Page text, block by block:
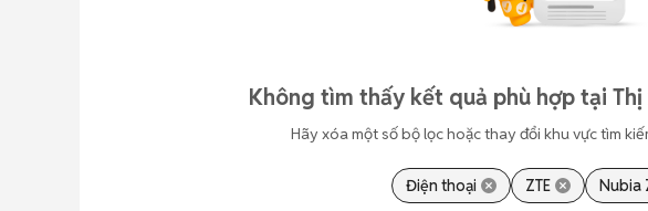
Không tìm thấy kết quả phù hợp tại
Hãy xóa một số bộ lọc hoặc thay đổi khu vực tìm
Điện thoại ZTE Nubia